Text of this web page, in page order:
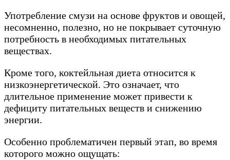
Употребление смузи на основе фруктов и овощей,
несомненно, полезно, но не покрывает суточную
потребность в необходимых питательных
веществах.
Кроме того, коктейльная диета относится к
низкоэнергетической. Это означает, что
длительное применение может привести к
дефициту питательных веществ и снижению
энергии.
Особенно проблематичен первый этап, во время
которого можно ощущать: